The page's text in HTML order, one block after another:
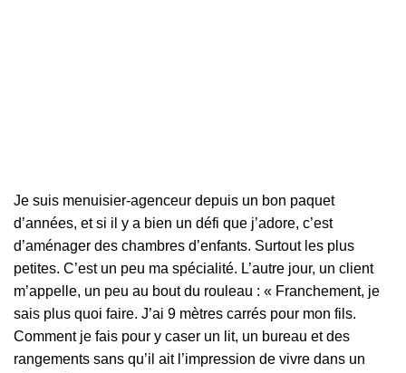
Je suis menuisier-agenceur depuis un bon paquet
d’années, et si il y a bien un défi que j’adore, c’est
d’aménager des chambres d’enfants. Surtout les plus
petites. C’est un peu ma spécialité. L’autre jour, un client
m’appelle, un peu au bout du rouleau : « Franchement, je
sais plus quoi faire. J’ai 9 mètres carrés pour mon fils.
Comment je fais pour y caser un lit, un bureau et des
rangements sans qu’il ait l’impression de vivre dans un